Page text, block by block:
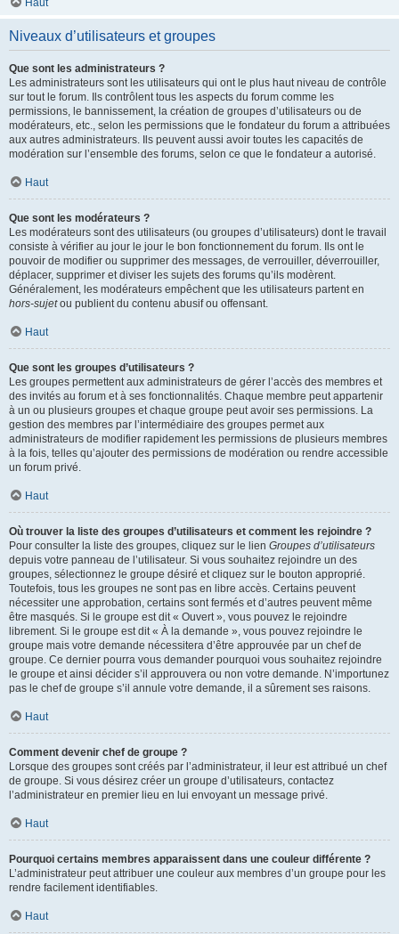
Haut
Niveaux d’utilisateurs et groupes
Que sont les administrateurs ?
Les administrateurs sont les utilisateurs qui ont le plus haut niveau de contrôle
sur tout le forum. Ils contrôlent tous les aspects du forum comme les
permissions, le bannissement, la création de groupes d’utilisateurs ou de
modérateurs, etc., selon les permissions que le fondateur du forum a attribuées
aux autres administrateurs. Ils peuvent aussi avoir toutes les capacités de
modération sur l’ensemble des forums, selon ce que le fondateur a autorisé.
Haut
Que sont les modérateurs ?
Les modérateurs sont des utilisateurs (ou groupes d’utilisateurs) dont le travail
consiste à vérifier au jour le jour le bon fonctionnement du forum. Ils ont le
pouvoir de modifier ou supprimer des messages, de verrouiller, déverrouiller,
déplacer, supprimer et diviser les sujets des forums qu’ils modèrent.
Généralement, les modérateurs empêchent que les utilisateurs partent en
hors-sujetou publient du contenu abusif ou offensant.
Haut
Que sont les groupes d’utilisateurs ?
Les groupes permettent aux administrateurs de gérer l’accès des membres et
des invités au forum et à ses fonctionnalités. Chaque membre peut appartenir
à un ou plusieurs groupes et chaque groupe peut avoir ses permissions. La
gestion des membres par l’intermédiaire des groupes permet aux
administrateurs de modifier rapidement les permissions de plusieurs membres
à la fois, telles qu’ajouter des permissions de modération ou rendre accessible
un forum privé.
Haut
Où trouver la liste des groupes d’utilisateurs et comment les rejoindre ?
Pour consulter la liste des groupes, cliquez sur le lien Groupes d’utilisateurs
depuis votre panneau de l’utilisateur. Si vous souhaitez rejoindre un des
groupes, sélectionnez le groupe désiré et cliquez sur le bouton approprié.
Toutefois, tous les groupes ne sont pas en libre accès. Certains peuvent
nécessiter une approbation, certains sont fermés et d’autres peuvent même
être masqués. Si le groupe est dit « Ouvert », vous pouvez le rejoindre
librement. Si le groupe est dit « À la demande », vous pouvez rejoindre le
groupe mais votre demande nécessitera d’être approuvée par un chef de
groupe. Ce dernier pourra vous demander pourquoi vous souhaitez rejoindre
le groupe et ainsi décider s’il approuvera ou non votre demande. N’importunez
pas le chef de groupe s’il annule votre demande, il a sûrement ses raisons.
Haut
Comment devenir chef de groupe ?
Lorsque des groupes sont créés par l’administrateur, il leur est attribué un chef
de groupe. Si vous désirez créer un groupe d’utilisateurs, contactez
l’administrateur en premier lieu en lui envoyant un message privé.
Haut
Pourquoi certains membres apparaissent dans une couleur différente ?
L’administrateur peut attribuer une couleur aux membres d’un groupe pour les
rendre facilement identifiables.
Haut